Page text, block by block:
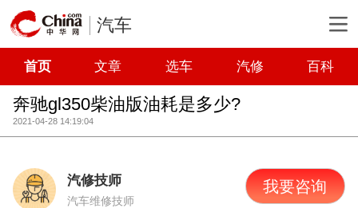
汽车
首页 文章 选车 汽修 百科
奔驰gl350柴油版油耗是多少?
2021-04-28 14:19:04
汽修技师
汽车维修技师
我要咨询